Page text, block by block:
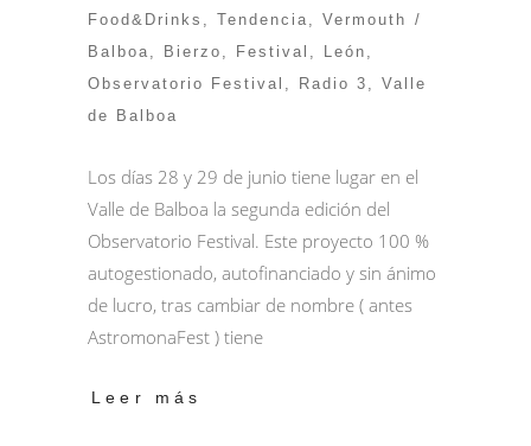
Food&Drinks , Tendencia, Vermouth
Balboa, Bierzo , Festival , León ,
Observatorio Festival , Radio 3 , Valle
de Balboa
Los días 28 y 29 de junio tiene lugar en el
Valle de Balboa la segunda edición del
Observatorio Festival. Este proyecto 100 %
autogestionado, autofinanciado y sin ánimo
de lucro, tras cambiar de nombre ( antes
AstromonaFest ) tiene
Leer más